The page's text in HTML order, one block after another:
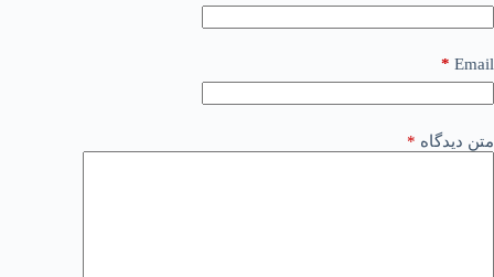
Email
*
متن دیدگاه *